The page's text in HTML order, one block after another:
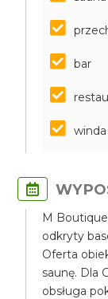
bar
winda
M
odkryty
Oferta
saunę. Dla
obsługa